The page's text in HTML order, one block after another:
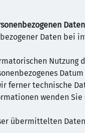
Daten bei
ferner technische
wenden
übermittelten